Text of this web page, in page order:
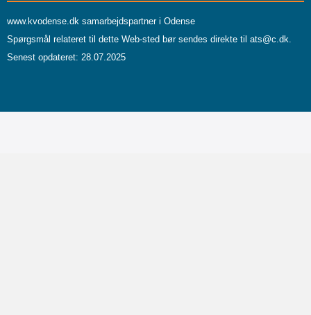
www.kvodense.dk samarbejdspartner i Odense
Spørgsmål relateret til dette Web-sted bør sendes direkte til ats@c.dk.
Senest opdateret: 28.07.2025